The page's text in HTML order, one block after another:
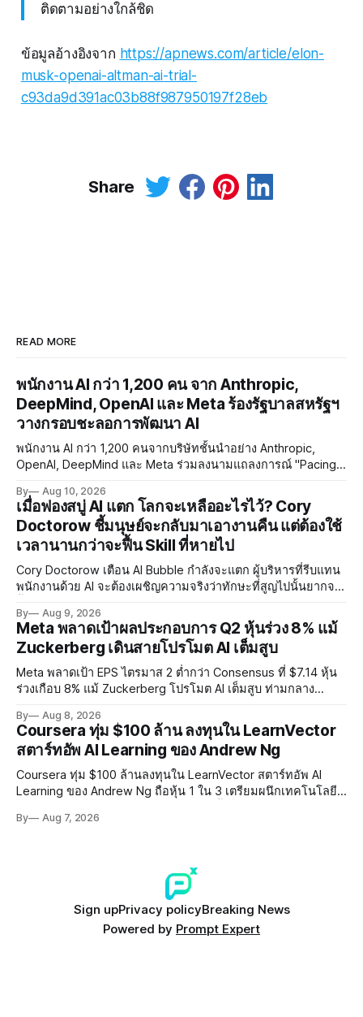
ติดตามอย่างใกล้ชิด
ข้อมูลอ้างอิงจาก https://apnews.com/article/elon-
musk-openai-altman-ai-trial-
c93da9d391ac03b88f987950197f28eb
Share
READ MORE
พนักงาน AI กว่า 1,200 คน จาก Anthropic,
DeepMind, OpenAI และ Meta ร้องรัฐบาลสหรัฐฯ
วางกรอบชะลอการพัฒนา AI
พนักงาน AI กว่า 1,200 คนจากบริษัทชั้นนำอย่าง Anthropic,
OpenAI, DeepMind และ Meta ร่วมลงนามแถลงการณ์ "Pacing
จังหวะการพัฒนา AI ท่ามกลางความกังวลด้าน RSI และ
Misalignment
By Aug 10, 2026
เมื่อฟองสบู่ AI แตก โลกจะเหลืออะไรไว้? Cory
Doctorow ชี้มนุษย์จะกลับมาเอางานคืน แต่ต้องใช้
เวลานานกว่าจะฟื้น Skill ที่หายไป
Cory Doctorow เตือน AI Bubble กำลังจะแตก ผู้บริหารที่รีบแทน
พนักงานด้วย AI จะต้องเผชิญความจริงว่าทักษะที่สูญไปนั้นยากจะ
Source แทน
By Aug 9, 2026
Meta พลาดเป้าผลประกอบการ Q2 หุ้นร่วง 8% แม้
Zuckerberg เดินสายโปรโมต AI เต็มสูบ
Meta พลาดเป้า EPS ไตรมาส 2 ต่ำกว่า Consensus ที่ $7.14 หุ้น
ร่วงเกือบ 8% แม้ Zuckerberg โปรโมต AI เต็มสูบ ท่ามกลาง
การทำร้ายเด็ก
By Aug 8, 2026
Coursera ทุ่ม $100 ล้าน ลงทุนใน LearnVector
สตาร์ทอัพ AI Learning ของ Andrew Ng
Coursera ทุ่ม $100 ล้านลงทุนใน LearnVector สตาร์ทอัพ AI
Learning ของ Andrew Ng ถือหุ้น 1 ใน 3 เตรียมผนึกเทคโนโลยี
แรกต้นปี 2027
By Aug 7, 2026
Sign upPrivacy policyBreaking News
Powered by Prompt Expert